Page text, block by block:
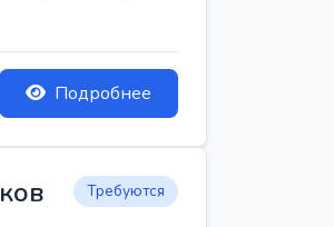
Подробнее
Требуются